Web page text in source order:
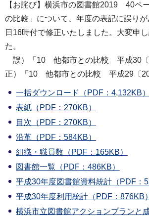
【お詫び】横浜市の図書館2019 40ペ
の比較」について、年度の表記に誤り
日16時付で修正いたしました。大変申
た。
誤）「10 他都市との比較 平成30
正）「10 他都市との比較 平成29〔
一括ダウンロード（PDF：4,132KB）
表紙（PDF：270KB）
目次（PDF：270KB）
沿革（PDF：584KB）
組織・職員数（PDF：165KB）
図書館一覧（PDF：486KB）
平成30年度図書館資料統計（PDF：
平成30年度利用統計（PDF：876KB）
横浜市立図書館アクションプランと